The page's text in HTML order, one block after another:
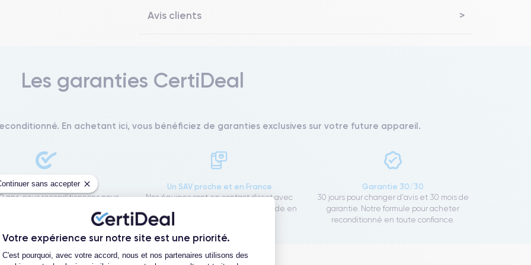
sans accepter
Votre expérience sur notre site est une priorité.
Plateforme de Gestion du Consentement : Personnalisez vos Options
C'est pourquoi, avec votre accord, nous et nos partenaires utilisons des
Avis clients
Les garanties CertiDeal
En achetant ici, vous bénéficiez de garanties exclusives sur votre future appareil.
du reconditionné
ans, nous reconditionnons nous-
Un SAV proche et en France
Nos équipes sont en contact direct avec
notre atelier pour une résolution rapide en
Garantie 30/30
30 jours pour changer d'avis et 30 mois de
garantie. Notre formule pour acheter
reconditionné en toute confiance.